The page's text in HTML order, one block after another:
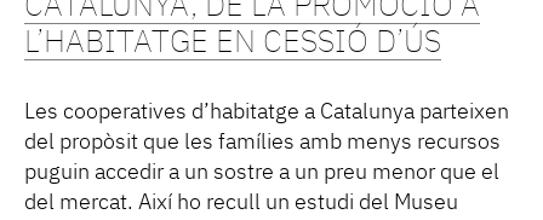
CATALUNYA, DE LA PROMOCIÓ A
L’HABITATGE EN CESSIÓ D’ÚS
Les cooperatives d’habitatge a Catalunya parteixen
del propòsit que les famílies amb menys recursos
puguin accedir a un sostre a un preu menor que el
del mercat. Així ho recull un estudi del Museu